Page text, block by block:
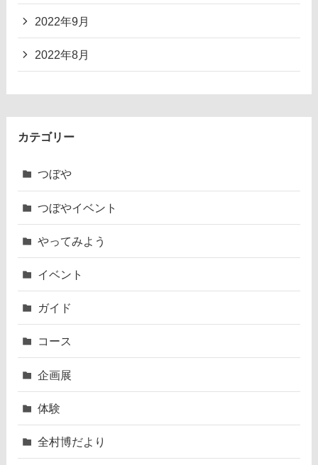
2022年9月
2022年8月
カテゴリー
つぼや
つぼやイベント
やってみよう
イベント
ガイド
コース
企画展
体験
全村博だより